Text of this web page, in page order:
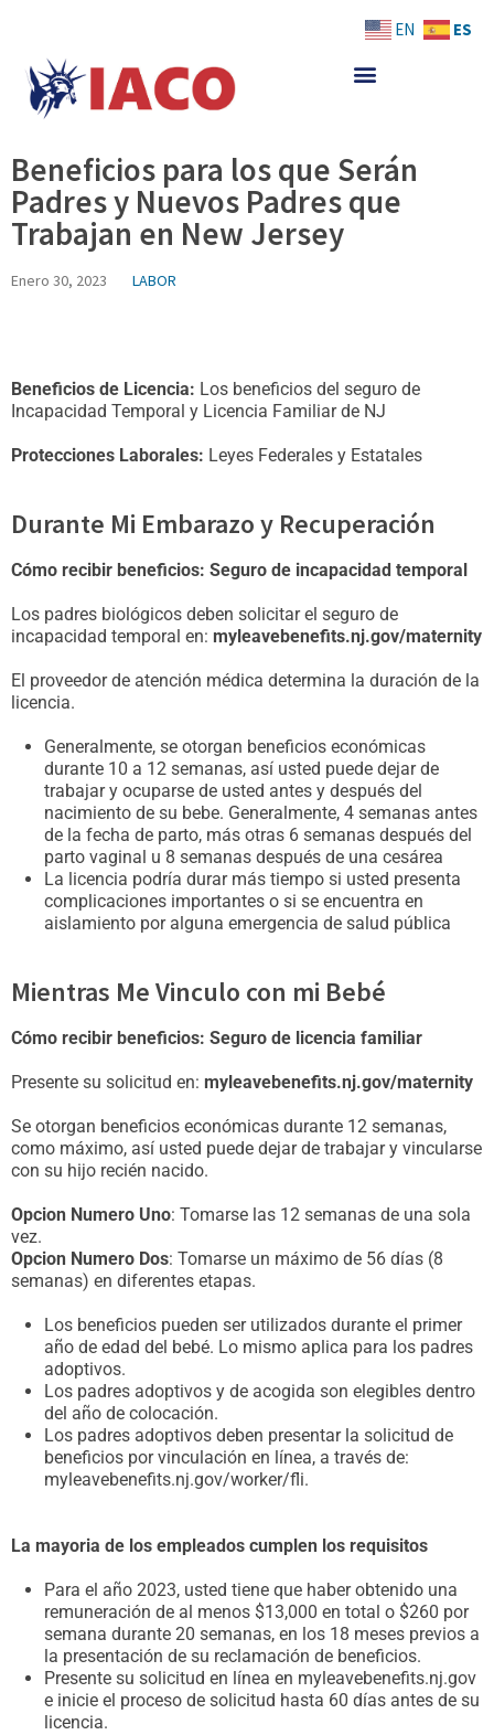
content
Beneficios para los que Serán
Padres y Nuevos Padres que
Trabajan en New Jersey
Enero 30, 2023 LABOR
Beneficios de Licencia: Los beneficios del seguro de
Incapacidad Temporal y Licencia Familiar de NJ
Protecciones Laborales: Leyes Federales y Estatales
Durante Mi Embarazo y Recuperación
Cómo recibir beneficios: Seguro de incapacidad temporal
Los padres biológicos deben solicitar el seguro de
incapacidad temporal en: myleavebenefits.nj.gov/maternity
El proveedor de atención médica determina la duración de la
licencia.
Generalmente, se otorgan beneficios económicas
durante 10 a 12 semanas, así usted puede dejar de
trabajar y ocuparse de usted antes y después del
nacimiento de su bebe. Generalmente, 4 semanas antes
de la fecha de parto, más otras 6 semanas después del
parto vaginal u 8 semanas después de una cesárea
La licencia podría durar más tiempo si usted presenta
complicaciones importantes o si se encuentra en
aislamiento por alguna emergencia de salud pública
Mientras Me Vinculo con mi Bebé
Cómo recibir beneficios: Seguro de licencia familiar
Presente su solicitud en: myleavebenefits.nj.gov/maternity
Se otorgan beneficios económicas durante 12 semanas,
como máximo, así usted puede dejar de trabajar y vincularse
con su hijo recién nacido.
Opcion Numero Uno: Tomarse las 12 semanas de una sola
vez.
Opcion Numero Dos: Tomarse un máximo de 56 días (8
semanas) en diferentes etapas.
Los beneficios pueden ser utilizados durante el primer
año de edad del bebé. Lo mismo aplica para los padres
adoptivos.
Los padres adoptivos y de acogida son elegibles dentro
del año de colocación.
Los padres adoptivos deben presentar la solicitud de
beneficios por vinculación en línea, a través de:
myleavebenefits.nj.gov/worker/fli.
La mayoria de los empleados cumplen los requisitos
Para el año 2023, usted tiene que haber obtenido una
remuneración de al menos $13,000 en total o $260 por
semana durante 20 semanas, en los 18 meses previos a
la presentación de su reclamación de beneficios.
Presente su solicitud en línea en myleavebenefits.nj.gov
e inicie el proceso de solicitud hasta 60 días antes de su
licencia.
EN ES